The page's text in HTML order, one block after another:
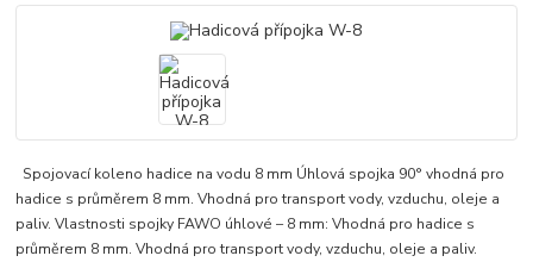
Spojovací koleno hadice na vodu 8 mm Úhlová spojka 90° vhodná pro
hadice s průměrem 8 mm. Vhodná pro transport vody, vzduchu, oleje a
paliv. Vlastnosti spojky FAWO úhlové – 8 mm: Vhodná pro hadice s
průměrem 8 mm. Vhodná pro transport vody, vzduchu, oleje a paliv.